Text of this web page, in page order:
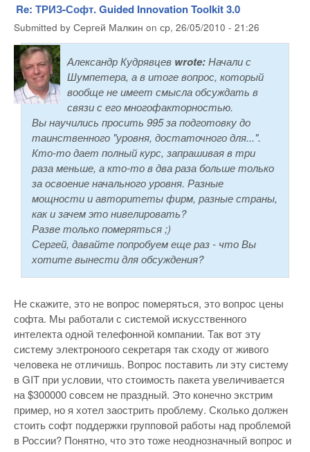
Re: ТРИЗ-Софт. Guided Innovation Toolkit 3.0
Submitted by Сергей Малкин on ср, 26/05/2010 - 21:26
Александр Кудрявцев wrote:Начали с
Шумпетера, а в итоге вопрос, который
вообще не имеет смысла обсуждать в
связи с его многофакторностью.
Вы научились просить 995 за подготовку до
таинственного "уровня, достаточного для...".
Кто-то дает полный курс, запрашивая в три
раза меньше, а кто-то в два раза больше только
за освоение начального уровня. Разные
мощности и авторитеты фирм, разные страны,
как и зачем это нивелировать?
Разве только померяться ;)
Сергей, давайте попробуем еще раз - что Вы
хотите вынести для обсуждения?
Не скажите, это не вопрос померяться, это вопрос цены
софта. Мы работали с системой искусственного
интелекта одной телефонной компании. Так вот эту
систему электроноого секретаря так сходу от живого
человека не отличишь. Вопрос поставить ли эту систему
в GIT при условии, что стоимость пакета увеличивается
на $300000 совсем не праздный. Это конечно экстрим
пример, но я хотел заострить проблему. Сколько должен
стоить софт поддержки групповой работы над проблемой
в России? Понятно, что это тоже неоднозначный вопрос и